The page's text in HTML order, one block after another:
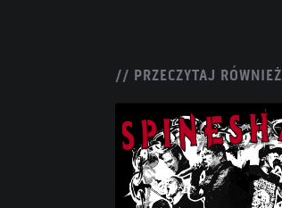
// PRZECZYTAJ RÓWNIEŻ